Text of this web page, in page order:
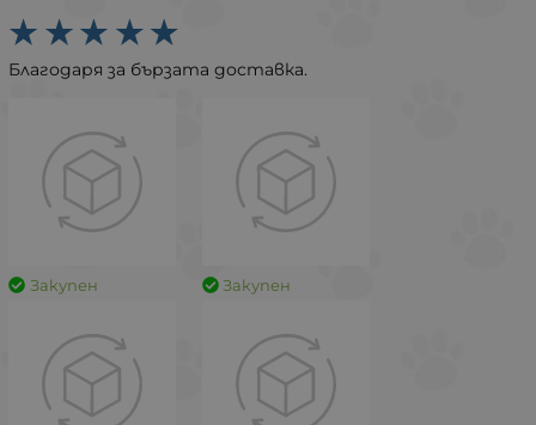
Благодаря за бързата доставка.
Закупен Закупен